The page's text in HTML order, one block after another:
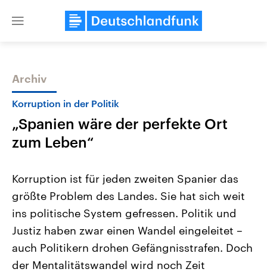
Close
Themen
Landtagswahl Sachsen-Anhalt
2026
Alle Informationen
Sachsen-Anhalt wählt am 6.
September 2026 einen neuen
Landtag. Seit 2021 wird das
Bundesland von einer Koalition aus
Aktuelle Beiträge,
Hintergründe
Wirtschaftlich und
gehören die Vereinigten
den mächtigsten Ländern
mit großem Einfluss auf
Archiv
Korruption in der Politik
„Spanien wäre der perfekte Ort
zum Leben“
Korruption ist für jeden zweiten Spanier das
größte Problem des Landes. Sie hat sich weit
ins politische System gefressen. Politik und
Justiz haben zwar einen Wandel eingeleitet –
auch Politikern drohen Gefängnisstrafen. Doch
der Mentalitätswandel wird noch Zeit